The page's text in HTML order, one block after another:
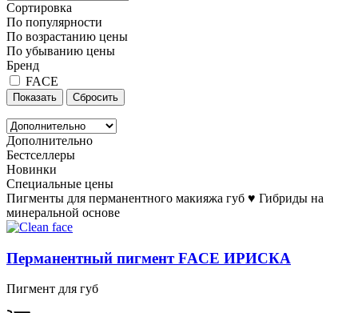
Сортировка
По популярности
По возрастанию цены
По убыванию цены
Бренд
FACE
Дополнительно
Бестселлеры
Новинки
Специальные цены
Пигменты для перманентного макияжа губ ♥ Гибриды на
минеральной основе
Перманентный пигмент FACE ИРИСКА
Пигмент для губ